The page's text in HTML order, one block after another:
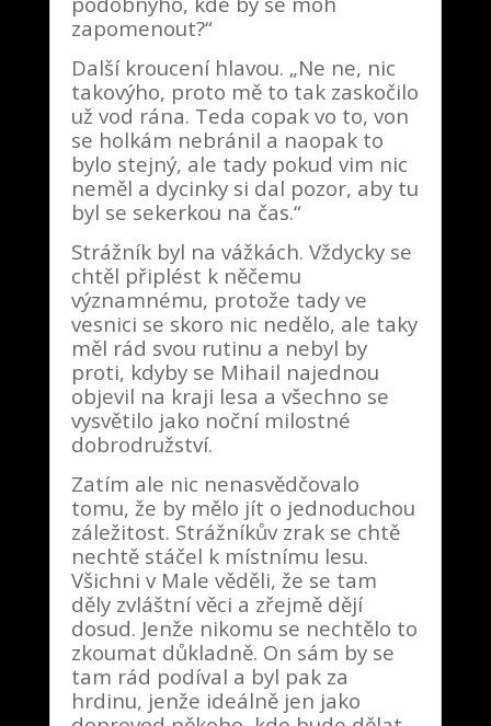
zapomenout?“
Další kroucení hlavou. „Ne ne, nic
takovýho, proto mě to tak zaskočilo
už vod rána. Teda copak vo to, von
se holkám nebránil a naopak to
bylo stejný, ale tady pokud vim nic
neměl a dycinky si dal pozor, aby tu
byl se sekerkou na čas.“
Strážník byl na vážkách. Vždycky se
chtěl připlést k něčemu
významnému, protože tady ve
vesnici se skoro nic nedělo, ale taky
měl rád svou rutinu a nebyl by
proti, kdyby se Mihail najednou
objevil na kraji lesa a všechno se
vysvětilo jako noční milostné
dobrodružství.
Zatím ale nic nenasvědčovalo
tomu, že by mělo jít o jednoduchou
záležitost. Strážníkův zrak se chtě
nechtě stáčel k místnímu lesu.
Všichni v Male věděli, že se tam
děly zvláštní věci a zřejmě dějí
dosud. Jenže nikomu se nechtělo to
zkoumat důkladně. On sám by se
tam rád podíval a byl pak za
hrdinu, jenže ideálně jen jako